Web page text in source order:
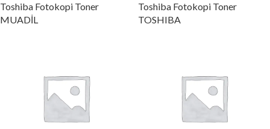
Toshiba Fotokopi Toner
MUADİL
Toshiba Fotokopi Toner
TOSHIBA